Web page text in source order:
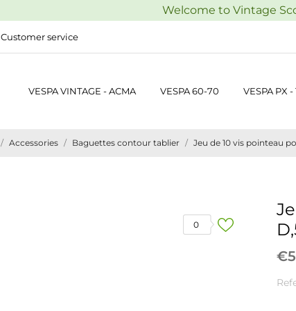
Welcome to Vintage
Customer service
VESPA VINTAGE - ACMA VESPA 60-70 VESPA PX -
Accessories Baguettes contour tablier Jeu de 10 vis pointeau
0